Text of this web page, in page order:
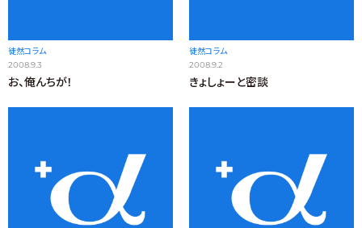
徒然コラム
2008.9.3
お、俺んちが！
徒然コラム
2008.9.2
きょしょーと密談